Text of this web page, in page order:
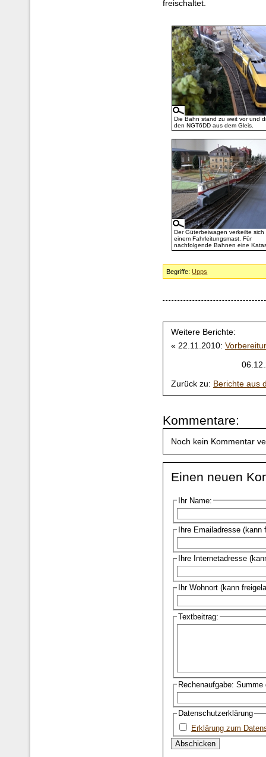
freischaltet.
Die Bahn stand zu weit vor und
den NGT6DD aus dem Gleis.
Der Güterbeiwagen verkeilte sich
einem Fahrleitungsmast. Für
nachfolgende Bahnen eine
Begriffe:Upps
Weitere Berichte:
« 22.11.2010:
Zurück zu: Berichte aus
Kommentare:
Noch kein Kommentar
Einen neuen
Ihr Name:
Ihre Emailadresse (kann
Ihre Internetadresse
Ihr Wohnort (kann
Textbeitrag:
Rechenaufgabe:
Datenschutzerklärung
Erklärung zum